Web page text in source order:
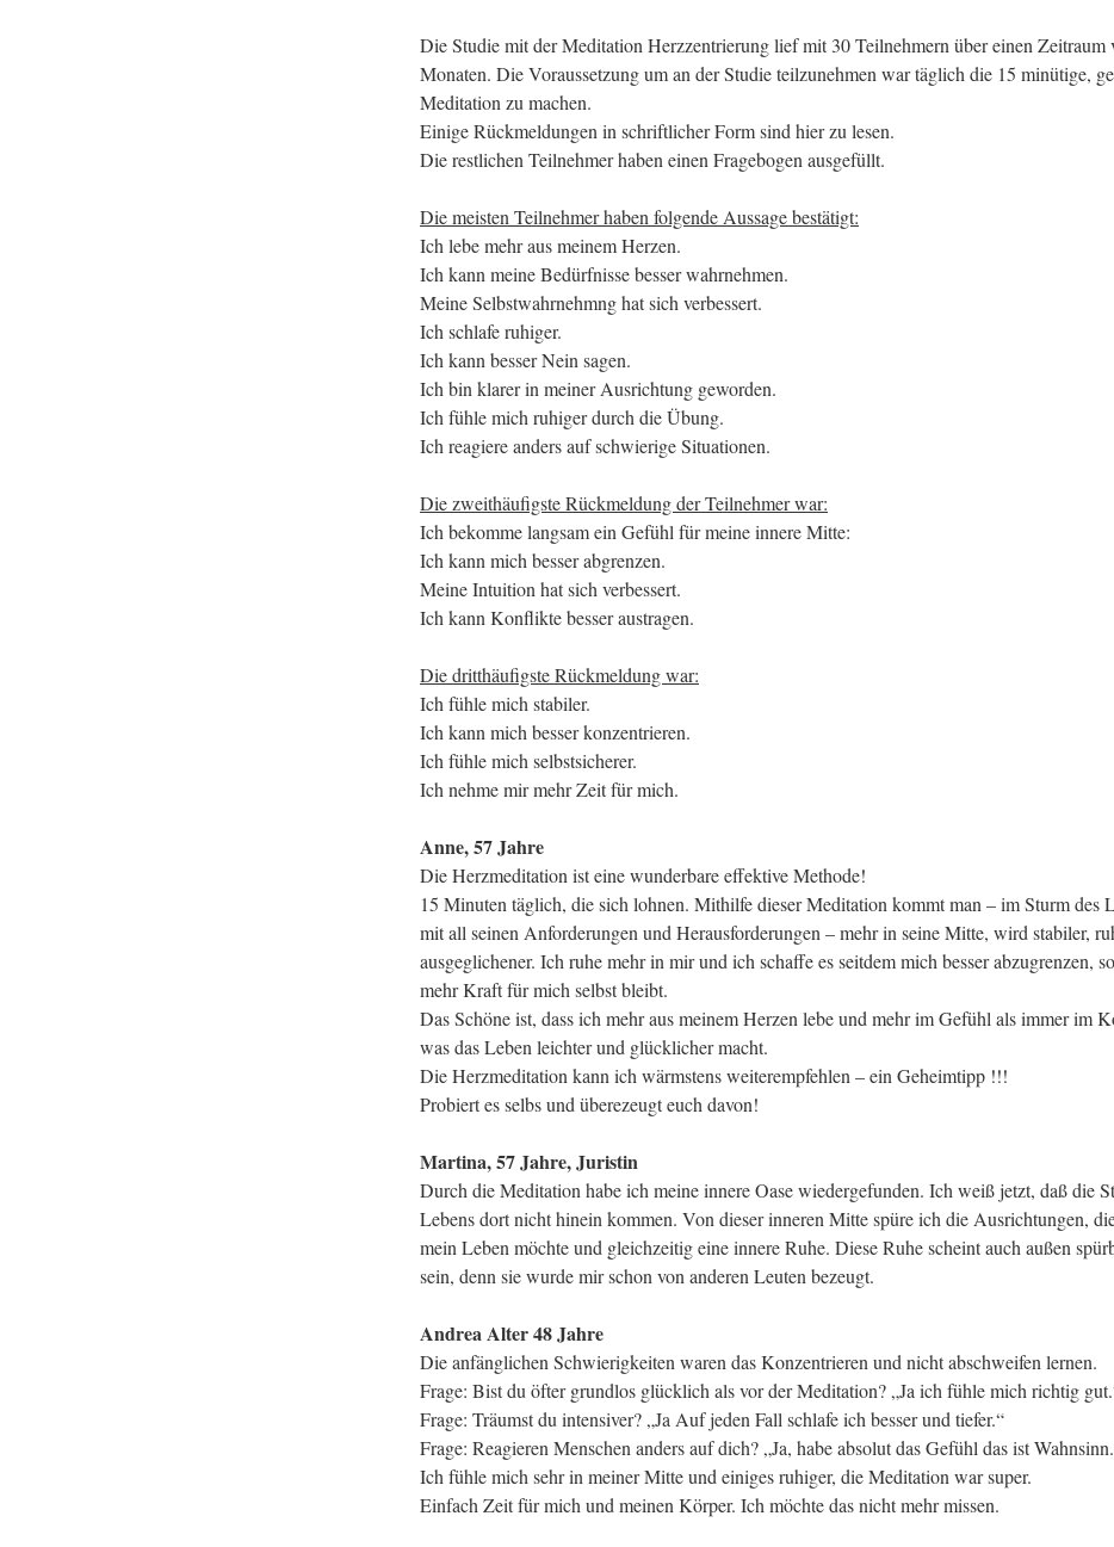
Die Studie mit der Meditation Herzzentrierung lief mit 30 Teilnehmern über einen Zeitraum
Monaten. Die Voraussetzung um an der Studie teilzunehmen war täglich die 15 minütige,
Meditation zu machen.
Einige Rückmeldungen in schriftlicher Form sind hier zu lesen.
Die restlichen Teilnehmer haben einen Fragebogen ausgefüllt.
Die meisten Teilnehmer haben folgende Aussage bestätigt:
Ich lebe mehr aus meinem Herzen.
Ich kann meine Bedürfnisse besser wahrnehmen.
Meine Selbstwahrnehmng hat sich verbessert.
Ich schlafe ruhiger.
Ich kann besser Nein sagen.
Ich bin klarer in meiner Ausrichtung geworden.
Ich fühle mich ruhiger durch die Übung.
Ich reagiere anders auf schwierige Situationen.
Die zweithäufigsteRückmeldungder Teilnehmer war:
Ich bekomme langsam ein Gefühl für meine innere Mitte:
Ich kann mich besser abgrenzen.
Meine Intuition hat sich verbessert.
Ich kann Konflikte besser austragen.
Die dritthäufigste Rückmeldung war:
Ich fühle mich stabiler.
Ich kann mich besser konzentrieren.
Ich fühle mich selbstsicherer.
Ich nehme mir mehr Zeit für mich.
Anne, 57 Jahre
Die Herzmeditation ist eine wunderbare effektive Methode!
15 Minuten täglich, die sich lohnen. Mithilfe dieser Meditation kommt man – im Sturm des
mit all seinen Anforderungen und Herausforderungen – mehr in seine Mitte, wird stabiler,
ausgeglichener. Ich ruhe mehr in mir und ich schaffe es seitdem mich besser abzugrenzen,
mehr Kraft für mich selbst bleibt.
Das Schöne ist, dass ich mehr aus meinem Herzen lebe und mehr im Gefühl als immer im
was das Leben leichter und glücklicher macht.
Die Herzmeditation kann ich wärmstens weiterempfehlen – ein Geheimtipp !!!
Probiert es selbs und überezeugt euch davon!
Martina, 57 Jahre, Juristin
Durch die Meditation habe ich meine innere Oase wiedergefunden. Ich weiß jetzt, daß die
Lebens dort nicht hinein kommen. Von dieser inneren Mitte spüre ich die Ausrichtungen,
mein Leben möchte und gleichzeitig eine innere Ruhe. Diese Ruhe scheint auch außen
sein, denn sie wurde mir schon von anderen Leuten bezeugt.
Andrea Alter 48 Jahre
Die anfänglichen Schwierigkeiten waren das Konzentrieren und nicht abschweifen lernen.
Frage: Bist du öfter grundlos glücklich als vor der Meditation? „Ja ich fühle mich richtig
Frage: Träumst du intensiver? „Ja Auf jeden Fall schlafe ich besser und tiefer.“
Frage: Reagieren Menschen anders auf dich? „Ja, habe absolut das Gefühl das ist
Ich fühle mich sehr in meiner Mitte und einiges ruhiger, die Meditation war super.
Einfach Zeit für mich und meinen Körper. Ich möchte das nicht mehr missen.